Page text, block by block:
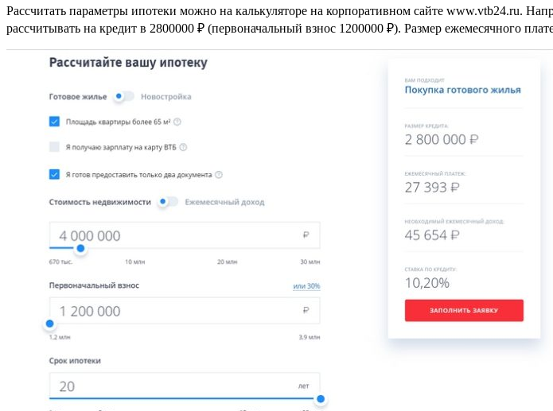
Рассчитать параметры ипотеки можно на калькуляторе на корпоративном сайте www.vtb24.ru.
рассчитывать на кредит в 2800000 ₽ (первоначальный взнос 1200000 ₽). Размер ежемесячного